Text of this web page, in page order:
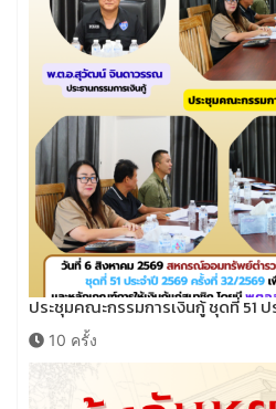
ประชุมคณะกรรมการเงินกู้ ชุดที่ 51
10 ครั้ง